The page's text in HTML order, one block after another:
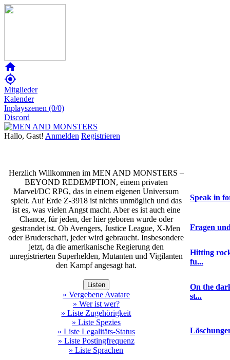
home
my_location
Mitglieder
Kalender
Inplayszenen (0/0)
Discord
Hallo, Gast! Anmelden Registrieren
Herzlich Willkommen im MEN AND MONSTERS –
BEYOND REDEMPTION, einem privaten
Marvel/DC RPG, das in einem eigenen Universum
spielt. Auf Erde Z-3918 ist nichts unmöglich und das
ist es, was vielen Angst macht. Aber es ist auch eine
Chance, für jeden, der hier geboren wurde oder
gestrandet ist. Ob Avengers, Justice League, X-Men
oder Bruderschaft, jeder wird gebraucht. Insbesondere
jetzt, da die amerikanische Regierung den
unregistrierten Superhelden, Mutanten und Vigilanten
den Kampf angesagt hat.
Listen
» Vergebene Avatare
» Wer ist wer?
» Liste Zugehörigkeit
» Liste Spezies
» Liste Legalitäts-Status
» Liste Postingfrequenz
» Liste Sprachen
Speak in
Fragen
Hitting
fu...
On the
st...